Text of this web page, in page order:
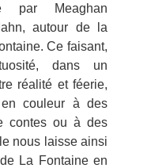
par Meaghan
autour de la
Ce faisant,
dans un
réalité et féerie,
couleur à des
contes ou à des
nous laisse ainsi
La Fontaine en